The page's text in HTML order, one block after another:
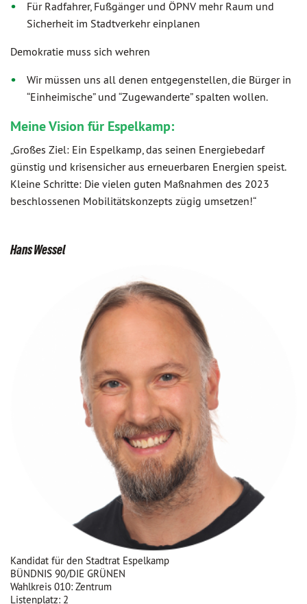
Für Radfahrer, Fußgänger und ÖPNV mehr Raum und
Sicherheit im Stadtverkehr einplanen
Demokratie muss sich wehren
Wir müssen uns all denen entgegenstellen, die Bürger in
“Einheimische” und “Zugewanderte” spalten wollen.
Meine Vision für Espelkamp:
„Großes Ziel: Ein Espelkamp, das seinen Energiebedarf
günstig und krisensicher aus erneuerbaren Energien speist.
Kleine Schritte: Die vielen guten Maßnahmen des 2023
beschlossenen Mobilitätskonzepts zügig umsetzen!“
Hans Wessel
Kandidat für den Stadtrat Espelkamp
BÜNDNIS 90/DIE GRÜNEN
Wahlkreis 010: Zentrum
Listenplatz: 2